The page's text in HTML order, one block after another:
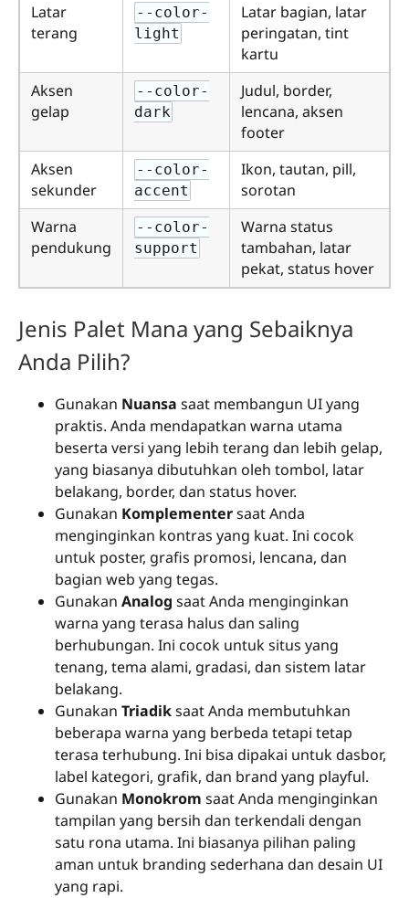
Latar
terang
--color-
light
Latar bagian, latar
peringatan, tint
kartu
Aksen
gelap
--color-
dark
Judul, border,
lencana, aksen
footer
Aksen
sekunder
--color-
accent
Ikon, tautan, pill,
sorotan
Warna
pendukung
--color-
support
Warna status
tambahan, latar
pekat, status hover
Jenis Palet Mana yang Sebaiknya
Anda Pilih?
Gunakan Nuansa saat membangun UI yang
praktis. Anda mendapatkan warna utama
beserta versi yang lebih terang dan lebih gelap,
yang biasanya dibutuhkan oleh tombol, latar
belakang, border, dan status hover.
Gunakan Komplementersaat Anda
menginginkan kontras yang kuat. Ini cocok
untuk poster, grafis promosi, lencana, dan
bagian web yang tegas.
Gunakan Analog saat Anda menginginkan
warna yang terasa halus dan saling
berhubungan. Ini cocok untuk situs yang
tenang, tema alami, gradasi, dan sistem latar
belakang.
Gunakan Triadiksaat Anda membutuhkan
beberapa warna yang berbeda tetapi tetap
terasa terhubung. Ini bisa dipakai untuk dasbor,
label kategori, grafik, dan brand yang playful.
Gunakan Monokrom saat Anda menginginkan
tampilan yang bersih dan terkendali dengan
satu rona utama. Ini biasanya pilihan paling
aman untuk branding sederhana dan desain UI
yang rapi.